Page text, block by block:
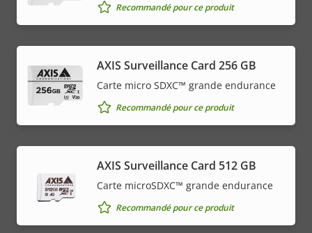
Recommandé pour ce produit
AXIS Surveillance Card 256 GB
Carte micro SDXC™ grande endurance
Recommandé pour ce produit
AXIS Surveillance Card 512 GB
Carte microSDXC™ grande endurance
Recommandé pour ce produit